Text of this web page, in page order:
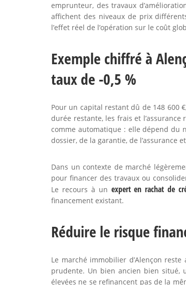
emprunteur, des travaux
affichent des niveaux de prix
l’effet réel de l’opération sur le coût
Exemple chiffré à
taux de -0,5 %
Pour un capital restant dû de 148 600
durée restante, les frais et
comme automatique : elle dépend du
dossier, de la garantie, de l’assurance
Dans un contexte de marché
pour financer des travaux ou
Le recours à un expert en rachat de
financement existant.
Réduire le risque
Le marché immobilier d’Alençon
prudente. Un bien ancien bien situé,
élevées ne se refinancent pas de la